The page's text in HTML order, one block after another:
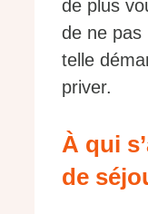
de plus
de ne pas
telle
priver.
À qui
de